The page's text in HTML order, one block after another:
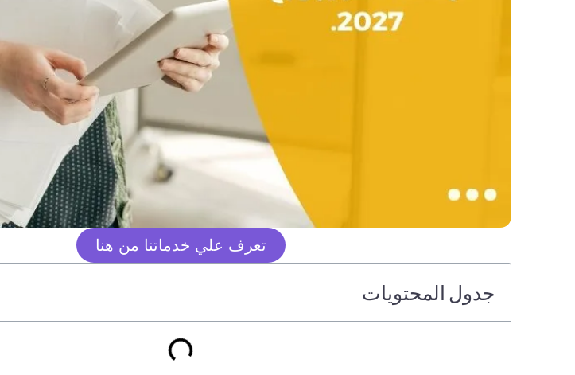
تعرف علي خدماتنا من هنا
جدول المحتويات